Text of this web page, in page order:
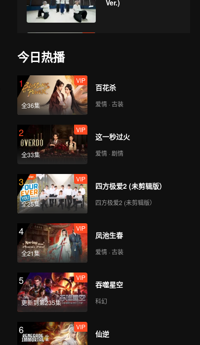
Ver.)
VIP
Attention(Moving
Ver.)
VIP
Still Monster(Moving
Ver.)
VIP
Under The Moon
Road(Moving Ver.)
VIP Super(Moving Ver.)
VIP
True Love(Moving
Ver.)
VIP Firework(Moving Ver.)
今日热播
1
全36集
VIP
百花杀
爱情 · 古装
2
全33集
VIP
这一秒过火
爱情 · 剧情
3
全25集
VIP
四方极爱2 (未剪辑版）
四方极爱2 (未剪辑版）
4
全21集
VIP
凤池生春
爱情 · 古装
5
更新到第235集
VIP
吞噬星空
科幻
6 VIP
仙逆